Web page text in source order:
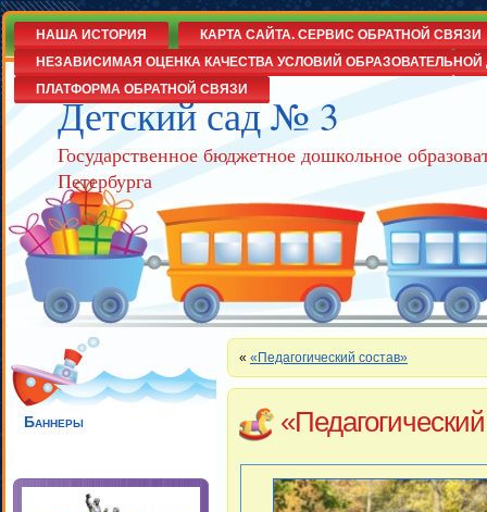
Детский сад № 3
Государственное бюджетное дошкольное
Петербурга
НАША ИСТОРИЯ
КАРТА САЙТА. СЕРВИС ОБРАТНОЙ СВЯЗИ
НЕЗАВИСИМАЯ ОЦЕНКА КАЧЕСТВА УСЛОВИЙ
ПЛАТФОРМА ОБРАТНОЙ СВЯЗИ
Баннеры
« «Педагогический состав»